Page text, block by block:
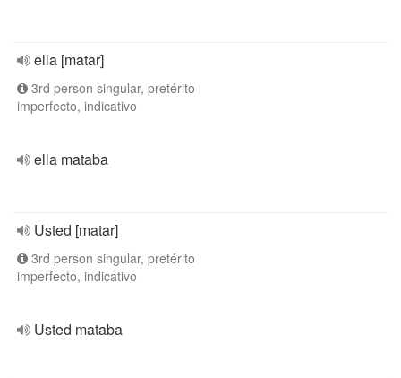
ella [matar]
3rd person singular, pretérito
imperfecto, indicativo
ella mataba
Usted [matar]
3rd person singular, pretérito
imperfecto, indicativo
Usted mataba